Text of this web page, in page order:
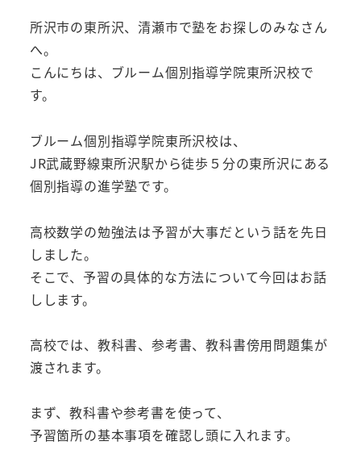
所沢市の東所沢、清瀬市で塾をお探しのみなさん
へ。
こんにちは、ブルーム個別指導学院東所沢校で
す。
ブルーム個別指導学院東所沢校は、
JR武蔵野線東所沢駅から徒歩５分の東所沢にある
個別指導の進学塾です。
高校数学の勉強法は予習が大事だという話を先日
しました。
そこで、予習の具体的な方法について今回はお話
しします。
高校では、教科書、参考書、教科書傍用問題集が
渡されます。
まず、教科書や参考書を使って、
予習箇所の基本事項を確認し頭に入れます。